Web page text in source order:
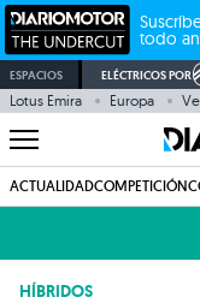
todo
ESPACIOS ELÉCTRICOS POR
Lotus Emira Europa
ACTUALIDADCOMPETICIÓN
HÍBRIDOS